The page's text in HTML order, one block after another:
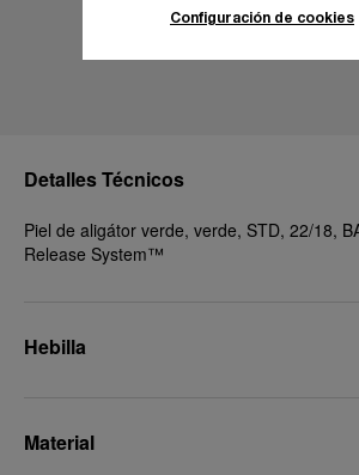
Detalles Técnicos
Piel de aligátor verde, verde, STD, 22/18,
Release System™
Hebilla
Material
Configuración de cookies